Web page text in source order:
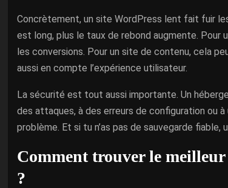
Concrètement, un site WordPress lent fait fuir
est long, plus le taux de rebond augmente. Pour
les conversions. Pour un site de contenu, cela
aussi en compte l’expérience utilisateur.
La sécurité est tout aussi importante. Un
des attaques, à des erreurs de configuration ou
problème. Et si tu n’as pas de sauvegarde fiable,
Comment trouver le
?